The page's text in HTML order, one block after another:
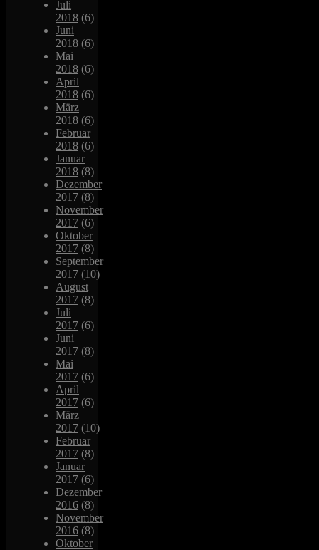
Juli
2018 (6)
Juni
2018 (6)
Mai
2018 (6)
April
2018 (6)
März
2018 (6)
Februar
2018 (6)
Januar
2018 (8)
Dezember
2017 (8)
November
2017 (6)
Oktober
2017 (8)
September
2017 (10)
August
2017 (8)
Juli
2017 (6)
Juni
2017 (8)
Mai
2017 (6)
April
2017 (6)
März
2017 (10)
Februar
2017 (8)
Januar
2017 (6)
Dezember
2016 (8)
November
2016 (8)
Oktober